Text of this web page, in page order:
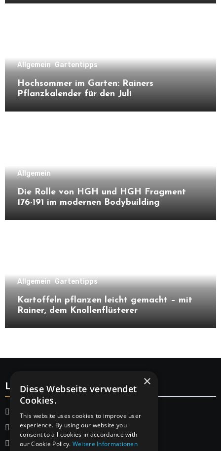
Allgemein Gartentipps
Hochsommer im Garten: Rainers
Pflanzkalender für den Juli
Allgemein
Die Rolle von HGH und HGH Fragment
176-191 im modernen Bodybuilding
Allgemein Gartentipps
Kartoffeln pflanzen leicht gemacht – mit
Rainer, dem Knollenflüsterer
Legal
Startseite
Datenschutzerklärung
Impressum
×
Diese Webseite verwendet
Cookies.
This website uses cookies to improve user
experience. By using our website you
consent to all cookies in accordance with
our Cookie Policy. Weitere Informationen